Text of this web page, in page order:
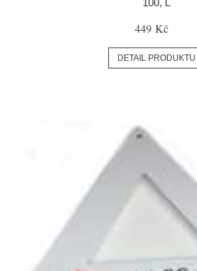
100, L
449 Kč
DETAIL PRODUKTU